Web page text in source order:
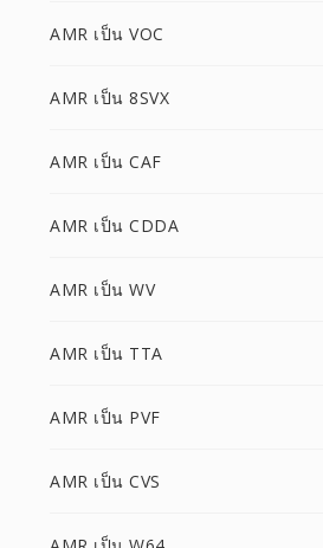
AMR เป็น VOC
AMR เป็น 8SVX
AMR เป็น CAF
AMR เป็น CDDA
AMR เป็น WV
AMR เป็น TTA
AMR เป็น PVF
AMR เป็น CVS